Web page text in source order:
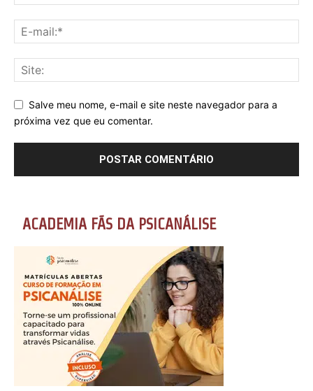
Salve meu nome, e-mail e site neste navegador para a
próxima vez que eu comentar.
ACADEMIA FÃS DA PSICANÁLISE